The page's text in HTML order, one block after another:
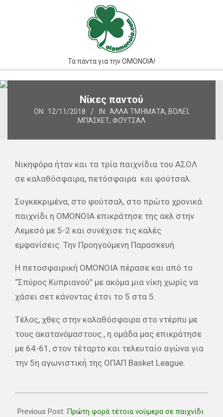
Τα πάντα για την ΟΜΟΝΟΙΑ!
Primary
Νίκες παντού
ON: 12/11/2018 IN: ΆΛΛΑ ΤΜΉΜΑΤΑ, ΒΌΛΕΪ,
ΜΠΆΣΚΕΤ, ΦΟΎΤΣΑΛ
Νικηφόρα ήταν και τα τρία παιχνίδια του ΑΣΟΛ
σε καλαθόσφαιρα, πετόσφαιρα και φούτσαλ.
Συγκεκριμένα, στο φούτσαλ, στο πρώτο χρονικά
παιχνίδι η ΟΜΟΝΟΙΑ επικράτησε της αελ στην
Λεμεσό με 5-2 και συνέχισε τις καλές
εμφανίσεις. Την Προηγούμενη Παρασκευή
H πετοσφαιρική ΟΜΟΝΟΙΑ πέρασε και από το
“Σπύρος Κυπριανού” με ακόμα μια νίκη χωρίς να
χάσει σετ κάνοντας έτσι το 5 στα 5.
Τέλος, χθες στην καλαθόσφαιρα στο ντέρπυ με
τους ακατανόμαστους., η ομάδα μας επικράτησε
με 64-61, στον τέταρτο και τελευταίο αγώνα για
την 5η αγωνιστική της ΟΠΑΠ Basket League.
11-
Previous Post: Πρώτη φορά τέτοια νούμερα σε παιχνίδι